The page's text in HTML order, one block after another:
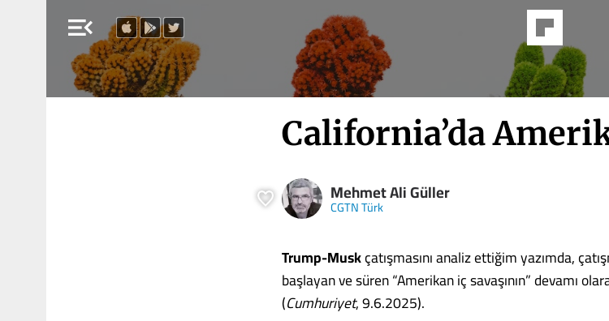
menu_open
California’da
Mehmet Ali Güller
CGTN Türk
Trump-Muskçatışmasını analiz ettiğim yazımda,
başlayan ve süren “Amerikan iç savaşının” devamı
(Cumhuriyet, 9.6.2025).